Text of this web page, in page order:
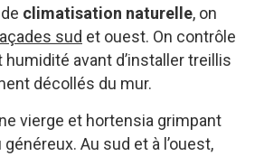
climatisation naturelle, on
sud et ouest. On contrôle
avant d’installer treillis
décollés du mur.
vierge et hortensia grimpant
Au sud et à l’ouest,